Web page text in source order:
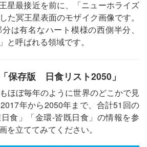
星最接近を前に、「ニューホライズ
た冥王星表面のモザイク画像です。
は有名なハート模様の西側半分、
と呼ばれる領域です。
保存版 日食リスト2050」
ほぼ毎年のように世界のどこかで見
年から2050年まで、合計51回の
食」「金環‐皆既日食」の情報を参
を立ててみてください。